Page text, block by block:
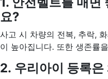
요?
사고 시 차량의 전복, 추락,
이 높아집니다. 또한 생존률
2. 우리아이 등록은